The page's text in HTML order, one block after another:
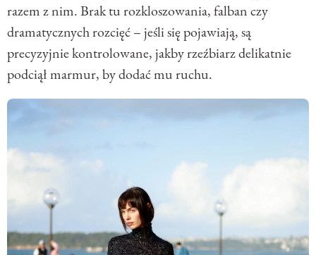
razem z nim. Brak tu rozkloszowania, falban czy
dramatycznych rozcięć – jeśli się pojawiają, są
precyzyjnie kontrolowane, jakby rzeźbiarz delikatnie
podciął marmur, by dodać mu ruchu.